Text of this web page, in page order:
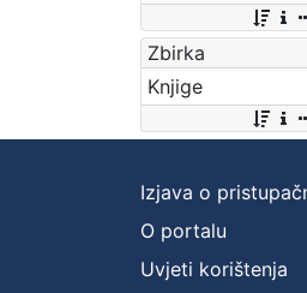
Zbirka
Knjige
Izjava o
O portalu
Uvjeti korištenja